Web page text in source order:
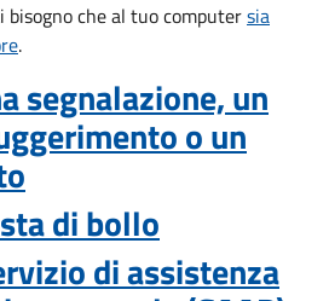
che al tuo computersia
.
segnalazione, un
o un
di bollo
di assistenza